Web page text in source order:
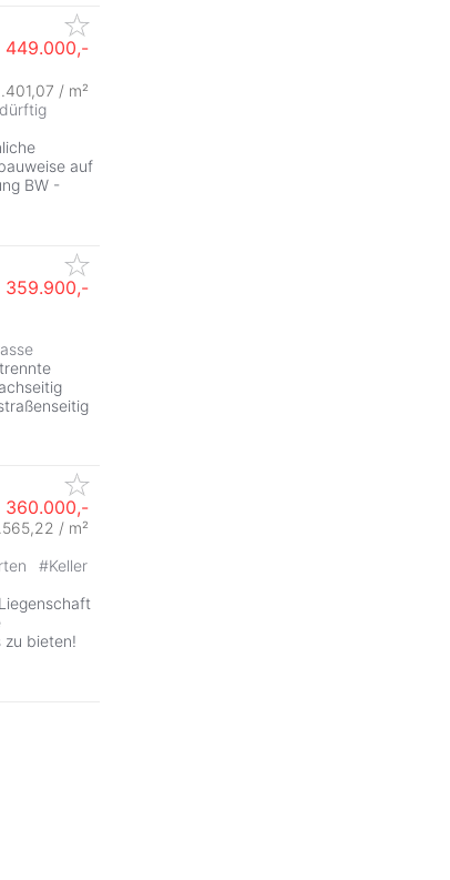
449.000,-
/ m²
auf
BW -
359.900,-
360.000,-
/ m²
#Keller
zu bieten!